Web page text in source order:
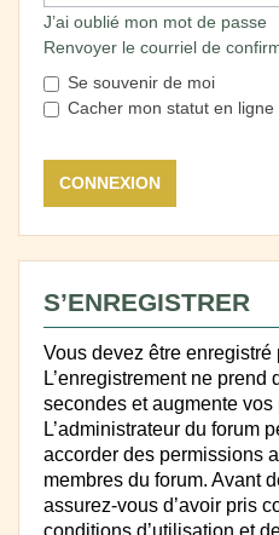
J’ai oublié mon mot de passe
Renvoyer le courriel de
Se souvenir de moi
Cacher mon statut en
S’ENREGISTRER
Vous devez être enregistré
L’enregistrement ne prend
secondes et augmente vos
L’administrateur du forum
accorder des permissions
membres du forum. Avant
assurez-vous d’avoir pris